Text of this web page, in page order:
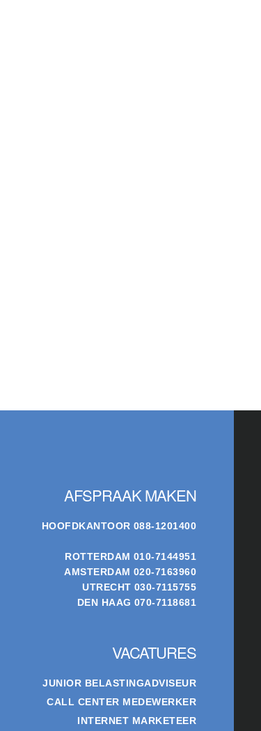
AFSPRAAK MAKEN
HOOFDKANTOOR 088-1201400
ROTTERDAM 010-7144951
AMSTERDAM 020-7163960
UTRECHT 030-7115755
DEN HAAG 070-7118681
VACATURES
JUNIOR BELASTINGADVISEUR
CALL CENTER MEDEWERKER
INTERNET MARKETEER